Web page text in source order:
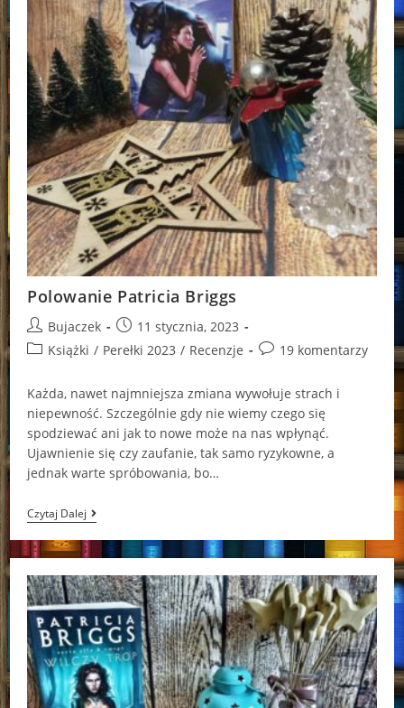
Polowanie Patricia Briggs
Post
author:
Bujaczek
Post
published:
11 stycznia, 2023
PostKsiążki / Perełki 2023 / Recenzje
Post19 komentarzy
Każda, nawet najmniejsza zmiana wywołuje strach i
niepewność. Szczególnie gdy nie wiemy czego się
spodziewać ani jak to nowe może na nas wpłynąć.
Ujawnienie się czy zaufanie, tak samo ryzykowne, a
jednak warte spróbowania, bo…
Czytaj DalejPolowanie
Patricia
Briggs